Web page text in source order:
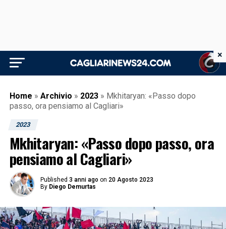
Home » Archivio » 2023 » Mkhitaryan: «Passo dopo
passo, ora pensiamo al Cagliari»
2023
Mkhitaryan: «Passo dopo passo, ora
pensiamo al Cagliari»
Published 3 anni ago on 20 Agosto 2023
By Diego Demurtas
×